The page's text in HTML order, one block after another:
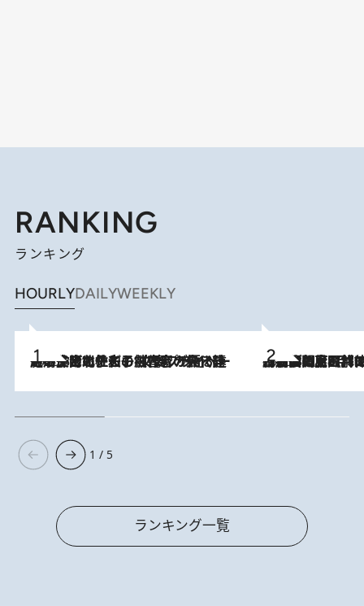
RANKING
ランキング
HOURLYDAILYWEEKLY
2026.8.3
《「文士の子ども被害者の会」発足！》阿川佐和子（72）が語る遠藤周作に北杜夫、劇作家・矢代静一の子どもたちの“文豪プライベート事件簿” 2026.8.8
「最後に見られてよかった」上野動物園の東園パンダ舎が解体前に特別公開。8月16日まで延長されたパネル展と共に辿る“半世紀”のパンダ飼育《解体工事の図面あり》
1 / 5
ランキング一覧